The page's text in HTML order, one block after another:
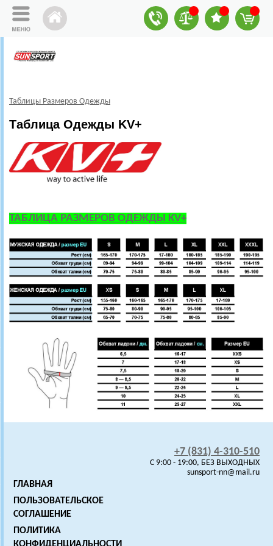
Таблицы Размеров Одежды
Таблица Одежды KV+
ТАБЛИЦА РАЗМЕРОВ ОДЕЖДЫ KV+
+7 (831) 4-310-510
C 9:00 - 19:00, БЕЗ ВЫХОДНЫХ
sunsport-nn@mail.ru
ГЛАВНАЯ
ПОЛЬЗОВАТЕЛЬСКОЕ
СОГЛАШЕНИЕ
ПОЛИТИКА